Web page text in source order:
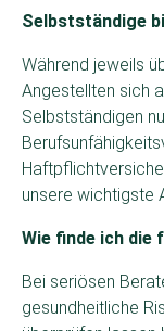
Selbstständige
Während jeweils
Angestellten sich
Selbstständigen
unsere wichtigste
Wie finde ich die
Bei seriösen
gesundheitliche